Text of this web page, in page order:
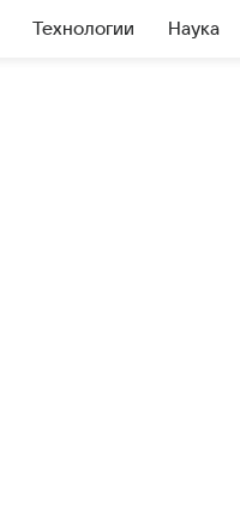
Технологии Наука